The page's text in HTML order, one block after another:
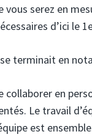
vous serez en
d’ici le
terminait en
collaborer en
Le travail
est